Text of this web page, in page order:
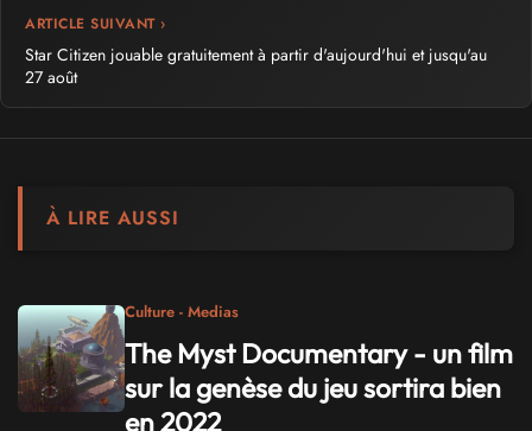
ARTICLE SUIVANT ›
Star Citizen jouable gratuitement à partir d'aujourd'hui et jusqu'au
27 août
À LIRE AUSSI
Culture - Medias
The Myst Documentary - un film
sur la genèse du jeu sortira bien
en 2022